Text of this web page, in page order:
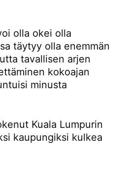
olla okei olla
täytyy olla enemmän
tavallisen arjen
kokoajan
minusta
Kuala Lumpurin
kaupungiksi kulkea